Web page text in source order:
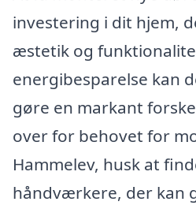
investering i dit hjem,
æstetik og
energibesparelse kan
gøre en markant
over for behovet for
Hammelev, husk at
håndværkere, der kan